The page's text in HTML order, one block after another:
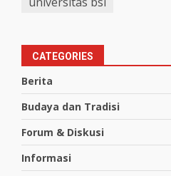
CATEGORIES
Berita
Budaya dan Tradisi
Forum & Diskusi
Informasi